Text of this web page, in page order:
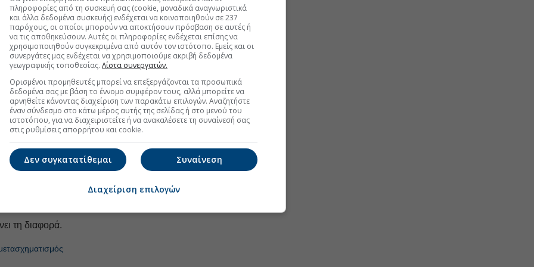
FOLLOW US
Ακολουθήστε τη σελίδα τουEuro2day.grστοLinkedin
πρέπει να βιώνονταικαι όχι απλά να
ειδικοί του κλάδου.
καμπάνιες δεν περιορίζονται σε απλά μηνύματα
και φορείς κοινωνικής παρέμβασης.
εξελίξεις, ότι στη διαφήμιση και το μάρκετινγκ η
Δεν πρέπει πια να υπολογίζεται σαν ένα
σαν κάτι nice to have. Αντιθέτως, πρέπει να
πυλώναςπου δεν μπορεί να παραβλέπεται.
όλο και πιο περίπλοκα και οι καταναλωτές
είναι ίσως το μόνο στοιχείο που μπορεί
brands στο επίπεδο των commodities.
τη διαφορά.
πληροφορίες από τη συσκευή σας (cookie, μοναδικά αναγνωριστικά
και άλλα δεδομένα συσκευής) ενδέχεται να κοινοποιηθούν σε 237
παρόχους, οι οποίοι μπορούν να αποκτήσουν πρόσβαση σε αυτές ή
να τις αποθηκεύσουν. Αυτές οι πληροφορίες ενδέχεται επίσης να
χρησιμοποιηθούν συγκεκριμένα από αυτόν τον ιστότοπο. Εμείς και οι
συνεργάτες μας ενδέχεται να χρησιμοποιούμε ακριβή δεδομένα
γεωγραφικής τοποθεσίας. Λίστα συνεργατών.
Ορισμένοι προμηθευτές μπορεί να επεξεργάζονται τα προσωπικά
δεδομένα σας με βάση το έννομο συμφέρον τους, αλλά μπορείτε να
αρνηθείτε κάνοντας διαχείριση των παρακάτω επιλογών. Αναζητήστε
έναν σύνδεσμο στο κάτω μέρος αυτής της σελίδας ή στο μενού του
ιστοτόπου, για να διαχειριστείτε ή να ανακαλέσετε τη συναίνεσή σας
στις ρυθμίσεις απορρήτου και cookie.
Συναίνεση
Δεν συγκατατίθεμαι
Διαχείριση επιλογών